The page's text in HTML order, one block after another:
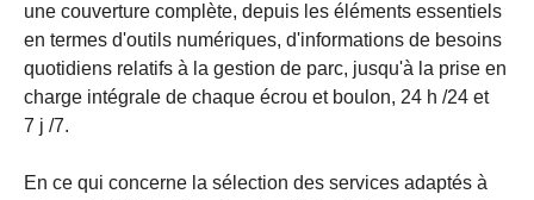
une couverture complète, depuis les éléments essentiels
en termes d'outils numériques, d'informations de besoins
quotidiens relatifs à la gestion de parc, jusqu'à la prise en
charge intégrale de chaque écrou et boulon, 24 h /24 et
7 j /7.
En ce qui concerne la sélection des services adaptés à